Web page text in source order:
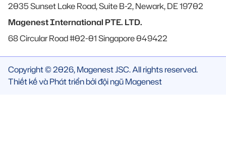
2035 Sunset Lake Road, Suite B-2, Newark, DE 19702
Magenest International PTE. LTD.
68 Circular Road #02-01 Singapore 049422
Copyright © 2026, Magenest JSC. All rights reserved.
Thiết kế và Phát triển bởi đội ngũ Magenest